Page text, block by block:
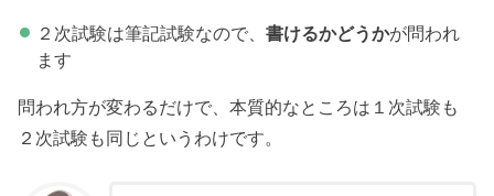
２次試験は筆記試験なので、 書けるかどうかが問われ
ます
問われ方が変わるだけで、本質的なところは１次試験も
２次試験も同じというわけです。